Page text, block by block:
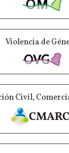
Violencia de
Civil,